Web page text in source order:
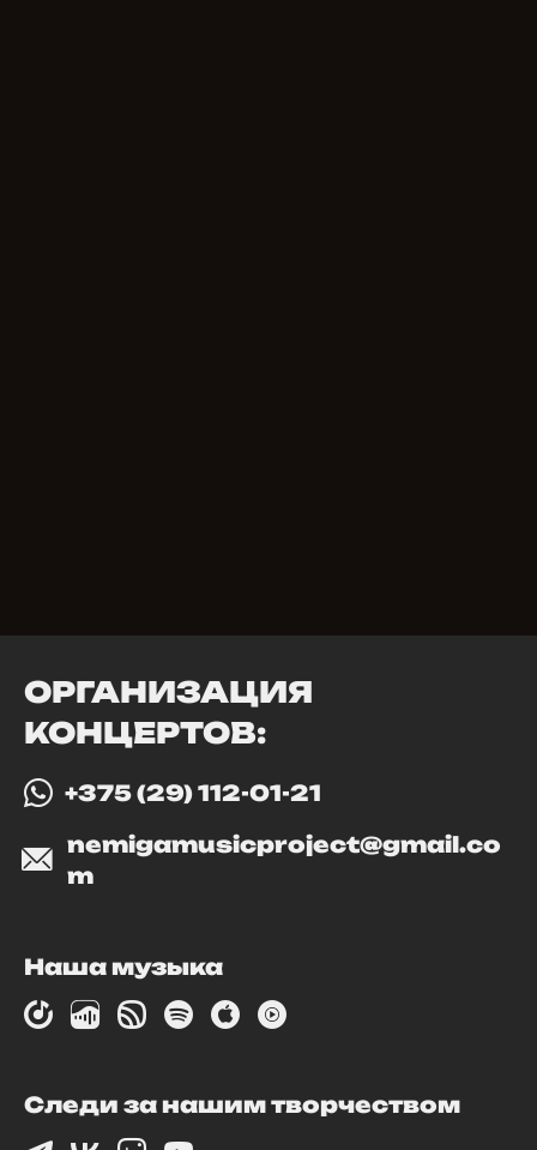
ОРГАНИЗАЦИЯ
КОНЦЕРТОВ:
+375 (29) 112-01-21
nemigamusicproject@gmail.co
m
Наша музыка
Следи за нашим творчеством